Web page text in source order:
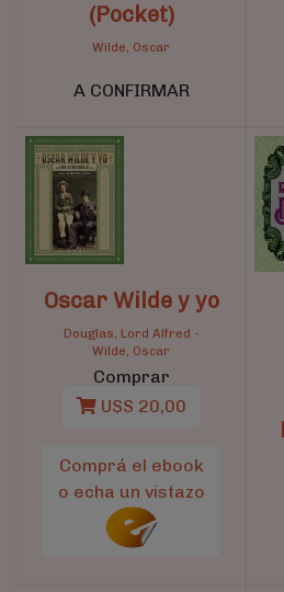
(Pocket)
Wilde, Oscar
A CONFIRMAR
Oscar Wilde y yo
Douglas, Lord Alfred -
Wilde, Oscar
Comprar
U$S 20,00
Comprá el ebook
o echa un vistazo